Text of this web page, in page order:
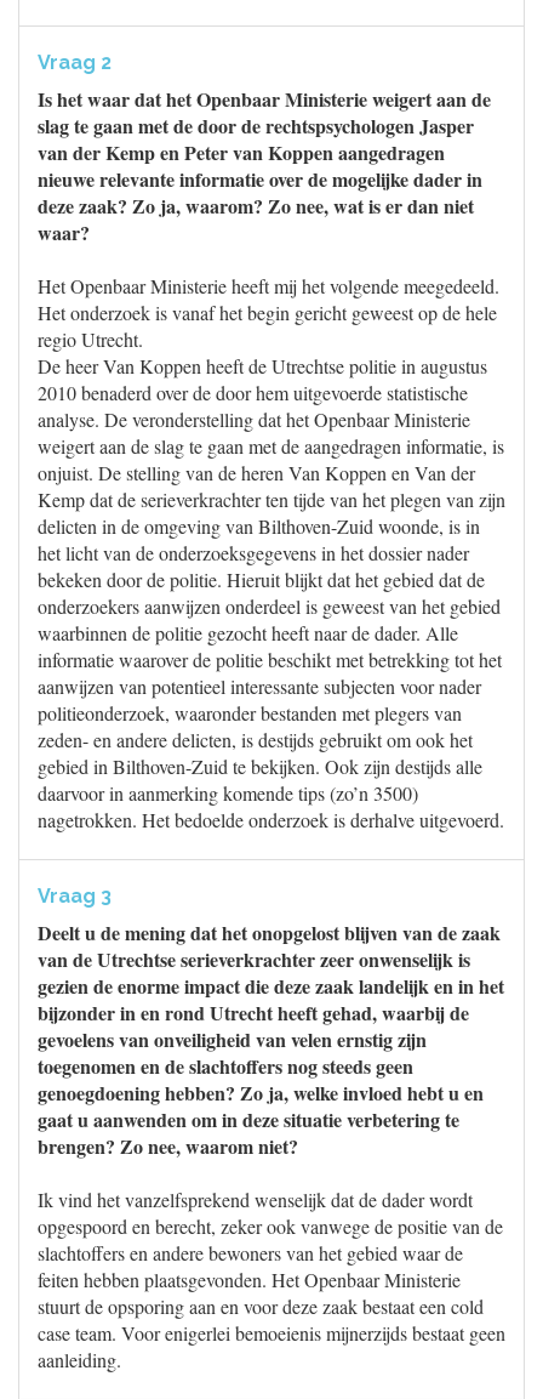
Vraag 2
Is het waar dat het Openbaar Ministerie weigert aan de
slag te gaan met de door de rechtspsychologen Jasper
van der Kemp en Peter van Koppen aangedragen
nieuwe relevante informatie over de mogelijke dader in
deze zaak? Zo ja, waarom? Zo nee, wat is er dan niet
waar?
Het Openbaar Ministerie heeft mij het volgende meegedeeld.
Het onderzoek is vanaf het begin gericht geweest op de hele
regio Utrecht.
De heer Van Koppen heeft de Utrechtse politie in augustus
2010 benaderd over de door hem uitgevoerde statistische
analyse. De veronderstelling dat het Openbaar Ministerie
weigert aan de slag te gaan met de aangedragen informatie, is
onjuist. De stelling van de heren Van Koppen en Van der
Kemp dat de serieverkrachter ten tijde van het plegen van zijn
delicten in de omgeving van Bilthoven-Zuid woonde, is in
het licht van de onderzoeksgegevens in het dossier nader
bekeken door de politie. Hieruit blijkt dat het gebied dat de
onderzoekers aanwijzen onderdeel is geweest van het gebied
waarbinnen de politie gezocht heeft naar de dader. Alle
informatie waarover de politie beschikt met betrekking tot het
aanwijzen van potentieel interessante subjecten voor nader
politieonderzoek, waaronder bestanden met plegers van
zeden- en andere delicten, is destijds gebruikt om ook het
gebied in Bilthoven-Zuid te bekijken. Ook zijn destijds alle
daarvoor in aanmerking komende tips (zo’n 3500)
nagetrokken. Het bedoelde onderzoek is derhalve uitgevoerd.
Vraag 3
Deelt u de mening dat het onopgelost blijven van de zaak
van de Utrechtse serieverkrachter zeer onwenselijk is
gezien de enorme impact die deze zaak landelijk en in het
bijzonder in en rond Utrecht heeft gehad, waarbij de
gevoelens van onveiligheid van velen ernstig zijn
toegenomen en de slachtoffers nog steeds geen
genoegdoening hebben? Zo ja, welke invloed hebt u en
gaat u aanwenden om in deze situatie verbetering te
brengen? Zo nee, waarom niet?
Ik vind het vanzelfsprekend wenselijk dat de dader wordt
opgespoord en berecht, zeker ook vanwege de positie van de
slachtoffers en andere bewoners van het gebied waar de
feiten hebben plaatsgevonden. Het Openbaar Ministerie
stuurt de opsporing aan en voor deze zaak bestaat een cold
case team. Voor enigerlei bemoeienis mijnerzijds bestaat geen
aanleiding.